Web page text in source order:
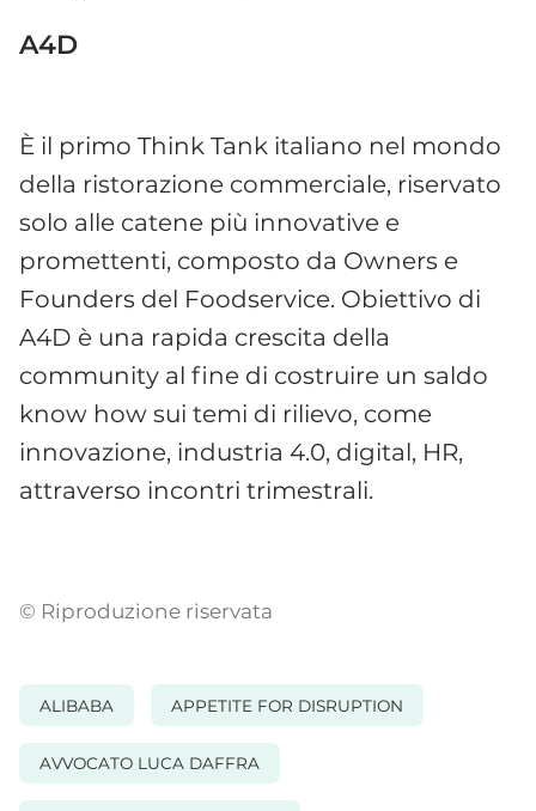
A4D
È il primo Think Tank italiano nel mondo
della ristorazione commerciale, riservato
solo alle catene più innovative e
promettenti, composto da Owners e
Founders del Foodservice. Obiettivo di
A4D è una rapida crescita della
community al fine di costruire un saldo
know how sui temi di rilievo, come
innovazione, industria 4.0, digital, HR,
attraverso incontri trimestrali.
© Riproduzione riservata
ALIBABA APPETITE FOR DISRUPTION
AVVOCATO LUCA DAFFRA